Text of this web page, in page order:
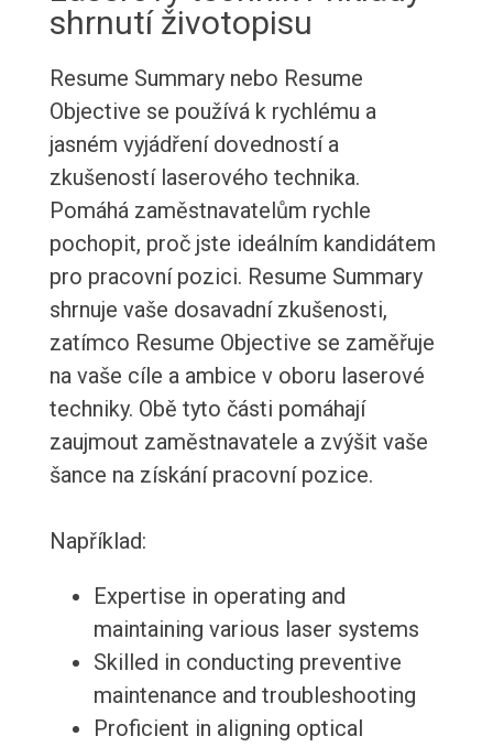
shrnutí životopisu
Resume Summary nebo Resume
Objective se používá k rychlému a
jasném vyjádření dovedností a
zkušeností laserového technika.
Pomáhá zaměstnavatelům rychle
pochopit, proč jste ideálním kandidátem
pro pracovní pozici. Resume Summary
shrnuje vaše dosavadní zkušenosti,
zatímco Resume Objective se zaměřuje
na vaše cíle a ambice v oboru laserové
techniky. Obě tyto části pomáhají
zaujmout zaměstnavatele a zvýšit vaše
šance na získání pracovní pozice.
Například:
Expertise in operating and
maintaining various laser systems
Skilled in conducting preventive
maintenance and troubleshooting
Proficient in aligning optical